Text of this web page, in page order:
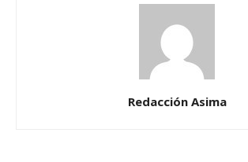
Redacción Asima